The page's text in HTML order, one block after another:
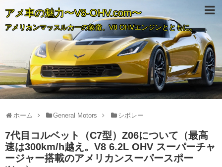
アメ車の魅力〜V8-OHV.com〜
アメリカンマッスルカーの象徴、V8 OHVエンジンとともに。
ホーム General Motors シボレー
7代目コルベット（C7型）Z06について（最高
速は300km/h越え。V8 6.2L OHV スーパーチャ
ージャー搭載のアメリカンスーパースポー